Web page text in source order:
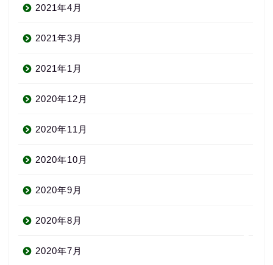
2021年4月
2021年3月
2021年1月
2020年12月
2020年11月
2020年10月
2020年9月
2020年8月
2020年7月